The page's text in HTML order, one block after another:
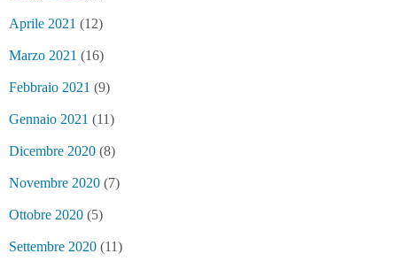
Aprile 2021 (12)
Marzo 2021 (16)
Febbraio 2021 (9)
Gennaio 2021 (11)
Dicembre 2020 (8)
Novembre 2020 (7)
Ottobre 2020 (5)
Settembre 2020 (11)